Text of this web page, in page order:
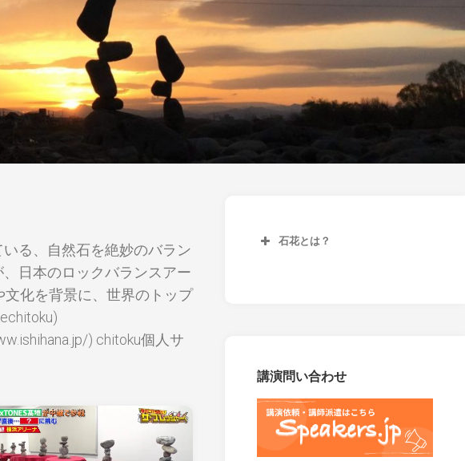
も
で
き
る！
石
ー
花
師
と
一
緒
に
の
清
流
多
る、自然石を絶妙のバラン
日本のロックバランスアー
化を背景に、世界のトップ
) chitoku個人サ
石花とは？
講演問い合わせ